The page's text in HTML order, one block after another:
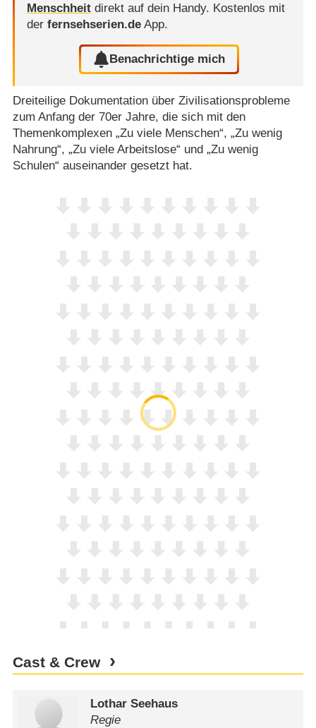
Menschheitdirekt auf dein Handy. Kostenlos mit
der fernsehserien.deApp.
Benachrichtige mich
Dreiteilige Dokumentation über Zivilisationsprobleme
zum Anfang der 70er Jahre, die sich mit den
Themenkomplexen „Zu viele Menschen“, „Zu wenig
Nahrung“, „Zu viele Arbeitslose“ und „Zu wenig
Schulen“ auseinander gesetzt hat.
Cast & Crew
Lothar Seehaus
Regie